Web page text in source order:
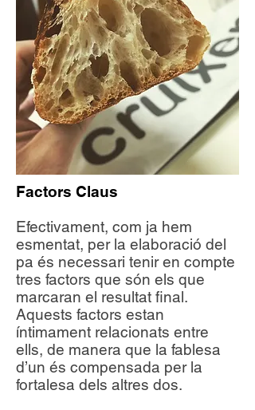
Factors Claus
Efectivament, com ja hem
esmentat, per la elaboració del
pa és necessari tenir en compte
tres factors que són els que
marcaran el resultat final.
Aquests factors estan
íntimament relacionats entre
ells, de manera que la fablesa
d’un és compensada per la
fortalesa dels altres dos.